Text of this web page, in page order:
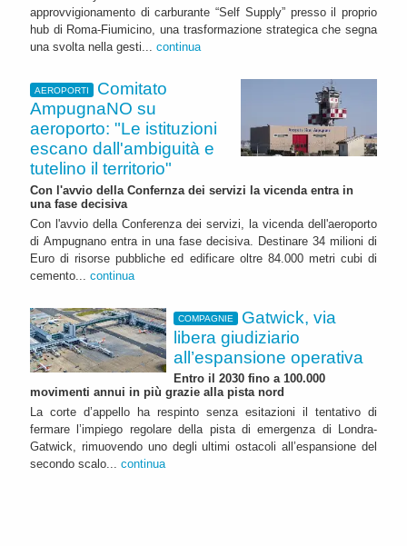
approvvigionamento di carburante “Self Supply” presso il proprio
hub di Roma-Fiumicino, una trasformazione strategica che segna
una svolta nella gesti... continua
AEROPORTI
Comitato
AmpugnaNO su
aeroporto: "Le istituzioni
escano dall'ambiguità e
tutelino il territorio"
Con l'avvio della Confernza dei servizi la vicenda entra in
una fase decisiva
Con l'avvio della Conferenza dei servizi, la vicenda dell'aeroporto
di Ampugnano entra in una fase decisiva. Destinare 34 milioni di
Euro di risorse pubbliche ed edificare oltre 84.000 metri cubi di
cemento... continua
COMPAGNIE
Gatwick, via
libera giudiziario
all’espansione operativa
Entro il 2030 fino a 100.000
movimenti annui in più grazie alla pista nord
La corte d’appello ha respinto senza esitazioni il tentativo di
fermare l’impiego regolare della pista di emergenza di Londra-
Gatwick, rimuovendo uno degli ultimi ostacoli all’espansione del
secondo scalo... continua